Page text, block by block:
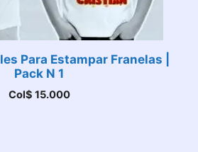
Para Estampar Franelas |
Pack N 1
Col$ 15.000